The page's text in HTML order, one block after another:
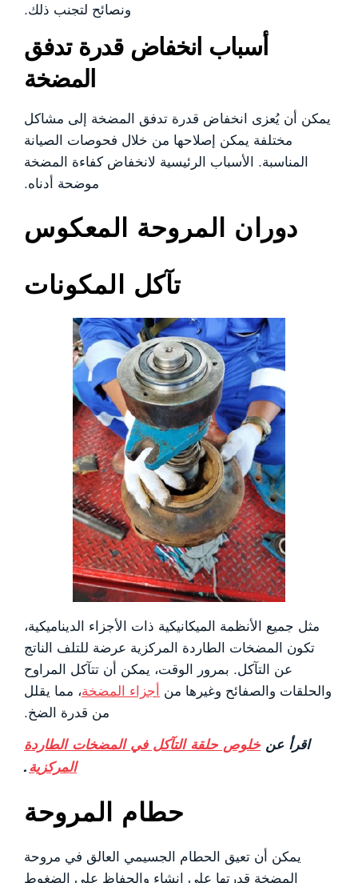
ونصائح لتجنب ذلك.
أسباب انخفاض قدرة تدفق
المضخة
يمكن أن يُعزى انخفاض قدرة تدفق المضخة إلى مشاكل
مختلفة يمكن إصلاحها من خلال فحوصات الصيانة
المناسبة. الأسباب الرئيسية لانخفاض كفاءة المضخة
موضحة أدناه.
دوران المروحة المعكوس
تآكل المكونات
مثل جميع الأنظمة الميكانيكية ذات الأجزاء الديناميكية،
تكون المضخات الطاردة المركزية عرضة للتلف الناتج
عن التآكل. بمرور الوقت، يمكن أن تتآكل المراوح
والحلقات والصفائح وغيرها من أجزاء المضخة، مما يقلل
من قدرة الضخ.
اقرأ عنخلوص حلقة التآكل في المضخات الطاردة
المركزية .
حطام المروحة
يمكن أن تعيق الحطام الجسيمي العالق في مروحة
المضخة قدرتها على إنشاء والحفاظ على الضغوط